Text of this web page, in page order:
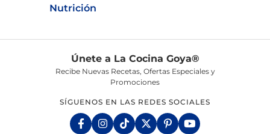
Nutrición
Únete a La Cocina Goya®
Recibe Nuevas Recetas, Ofertas Especiales y
Promociones
SÍGUENOS EN LAS REDES SOCIALES